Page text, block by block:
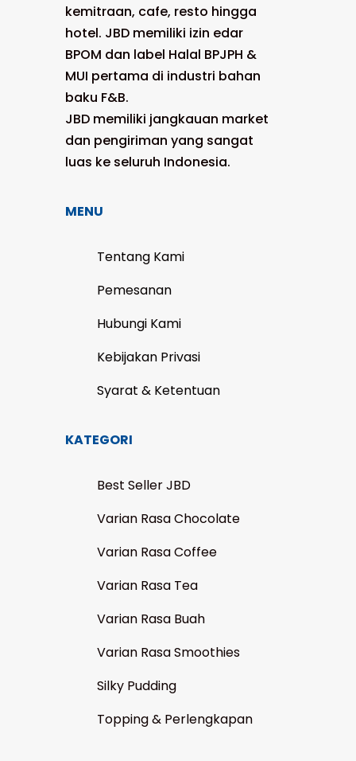
kemitraan, cafe, resto hingga
hotel. JBD memiliki izin edar
BPOM dan label Halal BPJPH &
MUI pertama di industri bahan
baku F&B.
JBD memiliki jangkauan market
dan pengiriman yang sangat
luas ke seluruh Indonesia.
MENU
Tentang Kami
Pemesanan
Hubungi Kami
Kebijakan Privasi
Syarat & Ketentuan
KATEGORI
Best Seller JBD
Varian Rasa Chocolate
Varian Rasa Coffee
Varian Rasa Tea
Varian Rasa Buah
Varian Rasa Smoothies
Silky Pudding
Topping & Perlengkapan